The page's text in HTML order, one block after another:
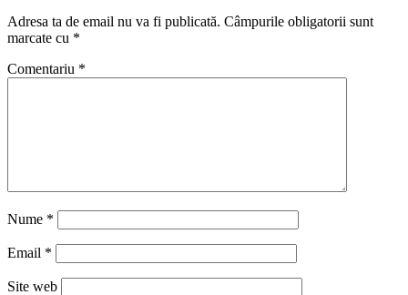
Adresa ta de email nu va fi publicată. Câmpurile obligatorii sunt
marcate cu *
Comentariu *
Nume *
Email *
Site web